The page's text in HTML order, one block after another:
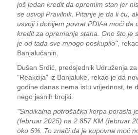
još jedan kredit da opremim stan jer
se usvoji Pravilnik. Pitanje je da li ću,
usvoji i dobijem povrat PDV-a moći da
kredit za opremanje stana. Ono što je
je od tada sve mnogo poskupilo",
Banjalučanin.
Dušan Srdić, predsjednik Udruženja
"Reakcija" iz Banjaluke, rekao je da
godine danas nema istu vrijednost, te
nego jasnih brojki.
"Sindikalna potrošačka korpa porasla
(februar 2025) na 2.857 KM (februar
oko 6%. To znači da je kupovna moć